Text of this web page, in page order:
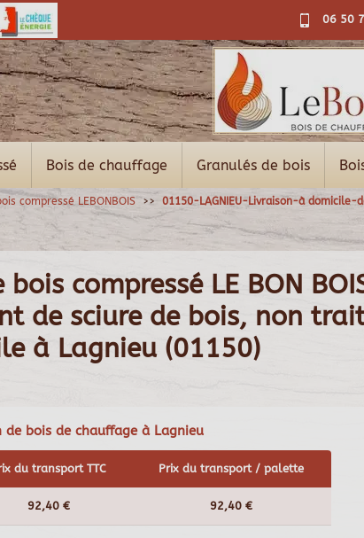
06 50
Bois de chauffage Granulés de bois
compressé LEBONBOIS 01150-LAGNIEU-Livraison-à
bois compressé LE BON
de sciure de bois, non
à Lagnieu (01150)
de bois de chauffage à Lagnieu
du transport TTC Prix du transport / palette
92,40 € 92,40 €